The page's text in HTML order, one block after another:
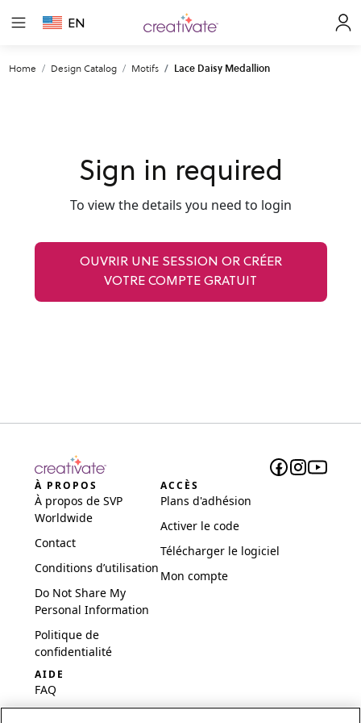
EN
Home Design Catalog Motifs Lace Daisy Medallion
Sign in required
To view the details you need to login
OUVRIR UNE SESSION OR CRÉER
VOTRE COMPTE GRATUIT
À PROPOS
À propos de SVP
Worldwide
Contact
Conditions d’utilisation
Do Not Share My
Personal Information
Politique de
confidentialité
ACCÈS
Plans d'adhésion
Activer le code
Télécharger le logiciel
Mon compte
AIDE
FAQ